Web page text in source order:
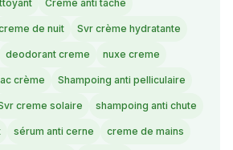
Crème anti tache
de nuit Svr crème hydratante
deodorant creme nuxe creme
crème Shampoing anti pelliculaire
creme solaire shampoing anti chute
sérum anti cerne creme de mains